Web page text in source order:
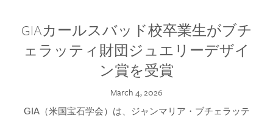
GIAカールスバッド校卒業生がブチ
ェラッティ財団ジュエリーデザイ
ン賞を受賞
March 4, 2026
GIA（米国宝石学会）は、ジャンマリア・ブチェラッテ